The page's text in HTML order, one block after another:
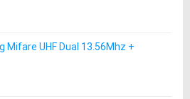
Mifare UHF Dual 13.56Mhz +